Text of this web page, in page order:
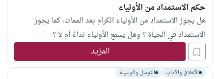
حكم الاستمداد من الأولياء
هل يجوز الاستمداد من الأولياء الكرام بعد الممات، كما يجوز
الاستمداد في الحياة ؟ وهل يسمع الأولياء نداءً أم لا ؟
المزيد
الأخلاق والآداب التوسل والوسيلة